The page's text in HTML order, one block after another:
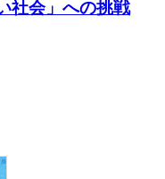
社会」への挑戦